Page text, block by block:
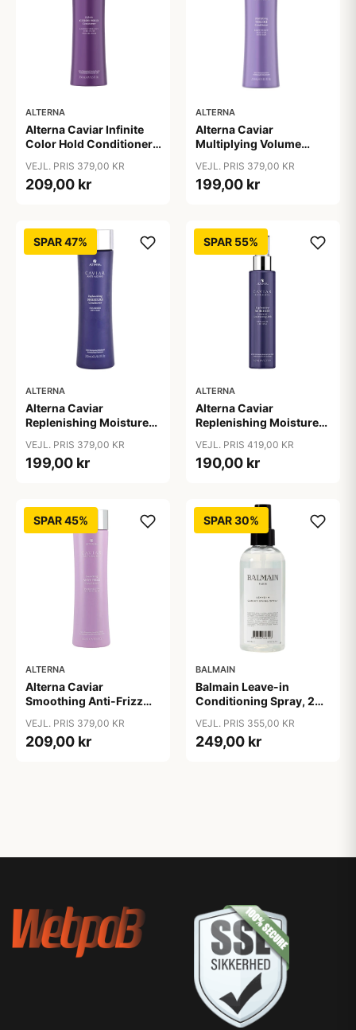
ALTERNA
Alterna Caviar Infinite
Color Hold Conditioner,
VEJL. PRIS 379,00 KR
209,00 kr
ALTERNA
Alterna Caviar
Multiplying Volume
VEJL. PRIS 379,00 KR
199,00 kr
SPAR 47%
ALTERNA
Alterna Caviar
Replenishing Moisture
VEJL. PRIS 379,00 KR
199,00 kr
SPAR 55%
ALTERNA
Alterna Caviar
Replenishing Moisture
Milk, 147 ml
VEJL. PRIS 419,00 KR
190,00 kr
SPAR 45%
ALTERNA
Alterna Caviar
Smoothing Anti-Frizz
VEJL. PRIS 379,00 KR
209,00 kr
SPAR 30%
BALMAIN
Balmain Leave-in
Conditioning Spray, 200
VEJL. PRIS 355,00 KR
249,00 kr